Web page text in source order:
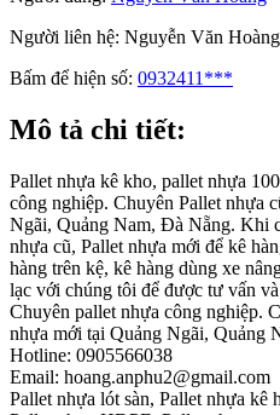
Người liên hệ: Nguyễn Văn Hoàng
Bấm để hiện số: 0932411***
Mô tả chi tiết:
Pallet nhựa kê kho, pallet nhựa
công nghiệp. Chuyên Pallet nhựa
Ngãi, Quảng Nam, Đà Nẵng. Khi
nhựa cũ, Pallet nhựa mới để kê
hàng trên kệ, kê hàng dùng xe
lạc với chúng tôi để được tư vấn
Chuyên pallet nhựa công nghiệp.
nhựa mới tại Quảng Ngãi, Quảng
Hotline: 0905566038
Email: hoang.anphu2@gmail.com
Pallet nhựa lót sàn, Pallet nhựa kê